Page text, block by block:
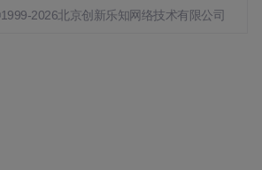
2026北京创新乐知网络技术有限公司